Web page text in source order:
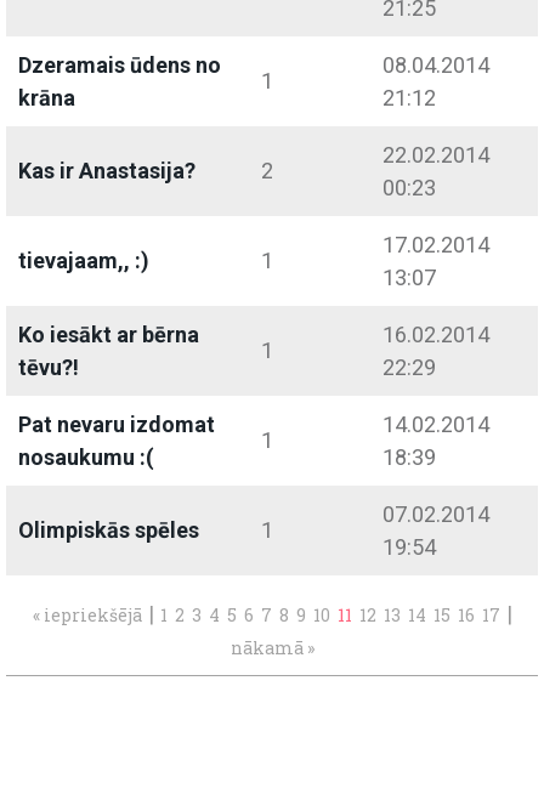
21:25
Dzeramais ūdens no
krāna
1
08.04.2014
21:12
Kas ir Anastasija? 2
22.02.2014
00:23
tievajaam,, :) 1
17.02.2014
13:07
Ko iesākt ar bērna
tēvu?!
1
16.02.2014
22:29
Pat nevaru izdomat
nosaukumu :(
1
14.02.2014
18:39
Olimpiskās spēles 1
07.02.2014
19:54
« iepriekšējā | 1 2 3 4 5 6 7 8 9 10 11 12 13 14 15 16 17 |
nākamā »